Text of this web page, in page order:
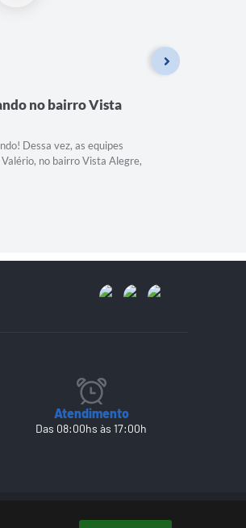
no bairro Vista
Dessa vez, as equipes
no bairro Vista Alegre,
Atendimento
Das 08:00hs às 17:00h